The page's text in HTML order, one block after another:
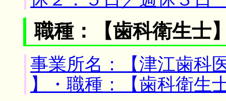
職種：【歯科衛生士
事業所名：【津江歯科
】・職種：【歯科衛生